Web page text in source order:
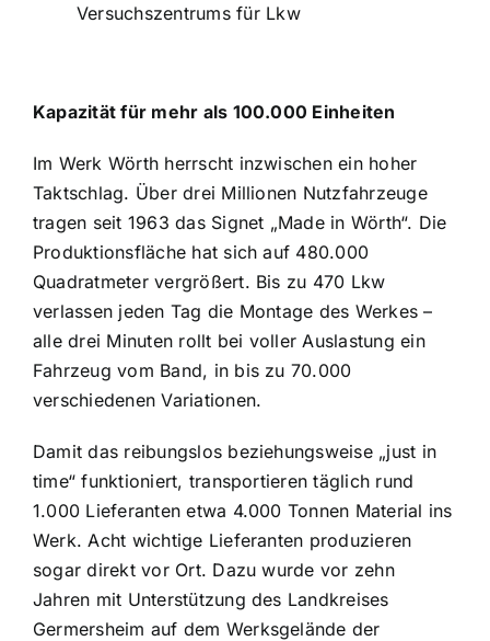
Versuchszentrums für Lkw
Kapazität für mehr als 100.000 Einheiten
Im Werk Wörth herrscht inzwischen ein hoher
Taktschlag. Über drei Millionen Nutzfahrzeuge
tragen seit 1963 das Signet „Made in Wörth“. Die
Produktionsfläche hat sich auf 480.000
Quadratmeter vergrößert. Bis zu 470 Lkw
verlassen jeden Tag die Montage des Werkes –
alle drei Minuten rollt bei voller Auslastung ein
Fahrzeug vom Band, in bis zu 70.000
verschiedenen Variationen.
Damit das reibungslos beziehungsweise „just in
time“ funktioniert, transportieren täglich rund
1.000 Lieferanten etwa 4.000 Tonnen Material ins
Werk. Acht wichtige Lieferanten produzieren
sogar direkt vor Ort. Dazu wurde vor zehn
Jahren mit Unterstützung des Landkreises
Germersheim auf dem Werksgelände der